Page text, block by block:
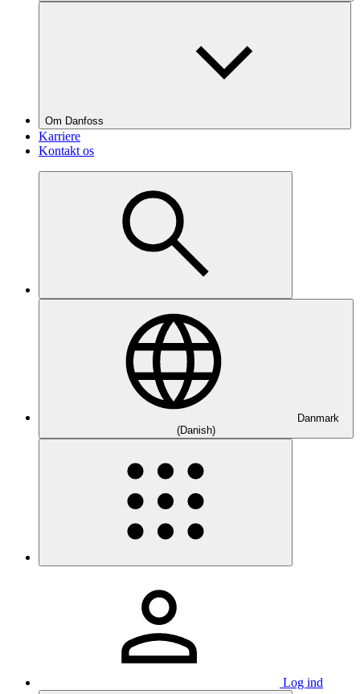
Om Danfoss
Karriere
Kontakt os
Danmark
(Danish)
Log ind